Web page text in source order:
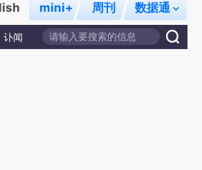
mini+ 周刊 数据通
讣闻